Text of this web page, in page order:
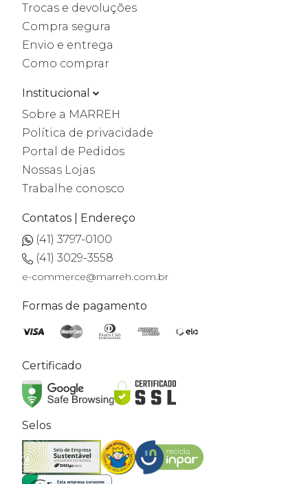
Trocas e devoluções
Compra segura
Envio e entrega
Como comprar
Institucional
Sobre a MARREH
Política de privacidade
Portal de Pedidos
Nossas Lojas
Trabalhe conosco
Contatos | Endereço
(41) 3797-0100
(41) 3029-3558
e-commerce@marreh.com.br
Formas de pagamento
Certificado
Selos